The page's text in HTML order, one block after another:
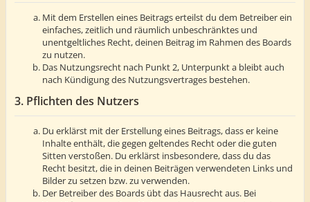
Mit dem Erstellen eines Beitrags erteilst du dem Betreiber ein
einfaches, zeitlich und räumlich unbeschränktes und
unentgeltliches Recht, deinen Beitrag im Rahmen des Boards
zu nutzen.
Das Nutzungsrecht nach Punkt 2, Unterpunkt a bleibt auch
nach Kündigung des Nutzungsvertrages bestehen.
3. Pflichten des Nutzers
Du erklärst mit der Erstellung eines Beitrags, dass er keine
Inhalte enthält, die gegen geltendes Recht oder die guten
Sitten verstoßen. Du erklärst insbesondere, dass du das
Recht besitzt, die in deinen Beiträgen verwendeten Links und
Bilder zu setzen bzw. zu verwenden.
Der Betreiber des Boards übt das Hausrecht aus. Bei